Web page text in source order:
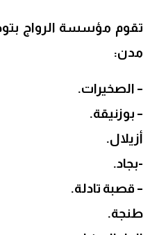
تقوم مؤسسة الرواج
مدن:
– الصخيرات.
– بوزنيقة.
أزيلال.
-بجاد.
– قصبة تادلة.
طنجة.